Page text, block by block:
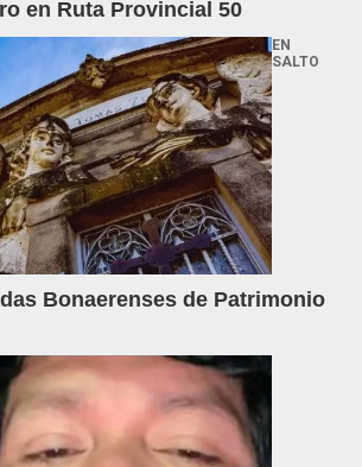
en Ruta Provincial 50
EN
SALTO
Bonaerenses de Patrimonio